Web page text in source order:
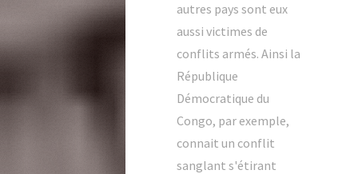
autres pays sont eux
aussi victimes de
conflits armés. Ainsi la
République
Démocratique du
Congo, par exemple,
connait un conflit
sanglant s'étirant